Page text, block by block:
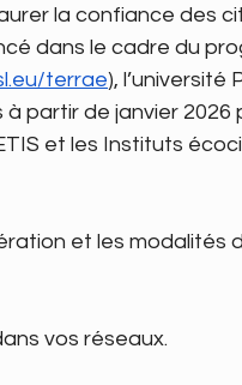
la confiance des
dans le cadre du
terrae), l’université
partir de janvier 2026
et les Instituts
et les modalités
vos réseaux.